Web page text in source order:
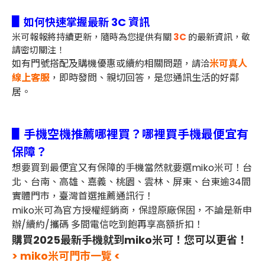
如何快速掌握最新 3C 資訊
米可報報將持續更新，隨時為您提供有關3C 的最新資訊，敬
請密切關注！
如有門號搭配及購機優惠或續約相關問題， 請洽米可真人
線上客服 ，即時發問、親切回答，是您通訊生活的好鄰
居。
▋手機空機推薦哪裡買？哪裡買手機最便宜有
保障？
想要買到最便宜又有保障的手機當然就要選miko米可！ 台
北、台南、高雄、嘉義、桃園、雲林、屏東、台東逾34間
實體門市，臺灣首選推薦通訊行！
miko米可為官方授權經銷商，保證原廠保固，不論是新申
辦/續約/攜碼 多間電信吃到飽再享高額折扣！
購買2025最新手機就到miko米可！您可以更省！
> miko米可門市一覽 <